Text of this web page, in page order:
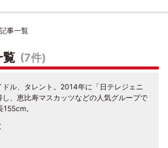
事一覧
覧 (7件)
ル、タレント。2014年に「日テレジェニ
、恵比寿マスカッツなどの人気グループで
。​